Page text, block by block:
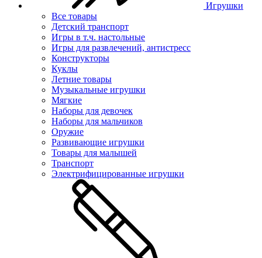
Игрушки
Все товары
Детский транспорт
Игры в т.ч. настольные
Игры для развлечений, антистресс
Конструкторы
Куклы
Летние товары
Музыкальные игрушки
Мягкие
Наборы для девочек
Наборы для мальчиков
Оружие
Развивающие игрушки
Товары для малышей
Транспорт
Электрифицированные игрушки